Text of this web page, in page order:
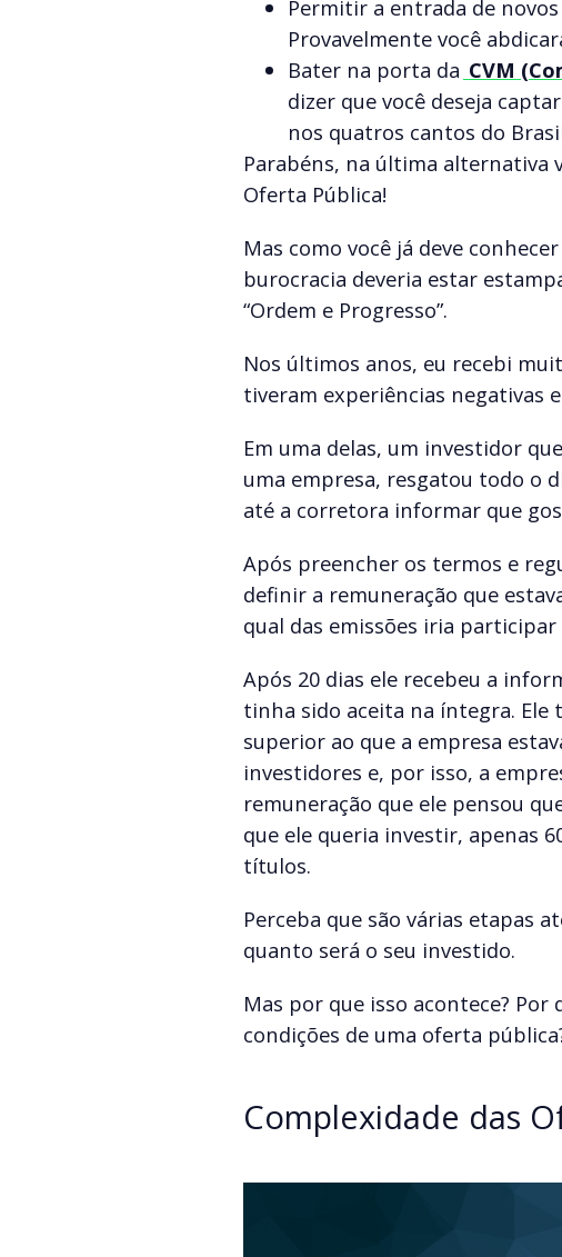
Permitir a entrada de
Provavelmente você
Bater na porta da CVM
dizer que você deseja
nos quatros cantos do
Parabéns, na última alternativa
Oferta Pública!
Mas como você já deve
burocracia deveria estar
“Ordem e Progresso”.
Nos últimos anos, eu recebi
tiveram experiências negativas
Em uma delas, um investidor
uma empresa, resgatou todo o
até a corretora informar que
Após preencher os termos e
definir a remuneração que
qual das emissões iria
Após 20 dias ele recebeu a
tinha sido aceita na íntegra.
superior ao que a empresa
investidores e, por isso, a
remuneração que ele pensou
que ele queria investir, apenas
títulos.
Perceba que são várias etapas
quanto será o seu investido.
Mas por que isso acontece? Por
condições de uma oferta
Complexidade das